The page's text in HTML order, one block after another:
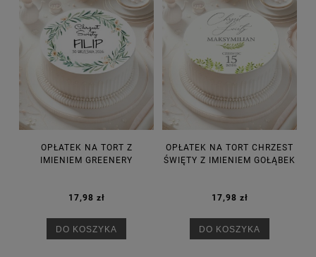
OPŁATEK NA TORT Z
IMIENIEM GREENERY
17,98 zł
DO KOSZYKA
OPŁATEK NA TORT CHRZEST
ŚWIĘTY Z IMIENIEM GOŁĄBEK
17,98 zł
DO KOSZYKA